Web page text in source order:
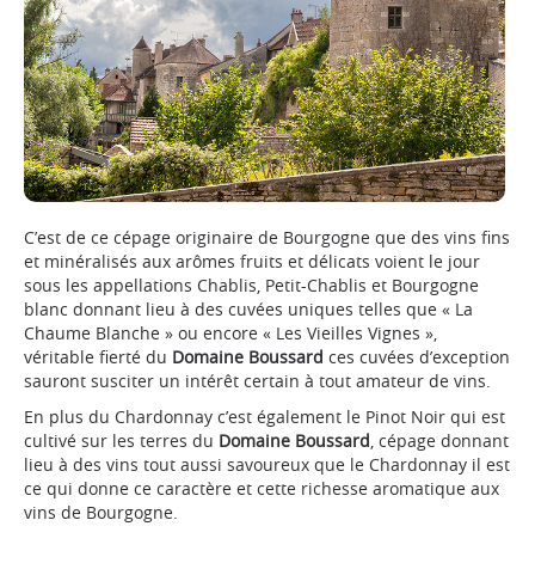
C’est de ce cépage originaire de Bourgogne que des vins fins
et minéralisés aux arômes fruits et délicats voient le jour
sous les appellations Chablis, Petit-Chablis et Bourgogne
blanc donnant lieu à des cuvées uniques telles que « La
Chaume Blanche » ou encore « Les Vieilles Vignes »,
véritable fierté du Domaine Boussard ces cuvées d’exception
sauront susciter un intérêt certain à tout amateur de vins.
En plus du Chardonnay c’est également le Pinot Noir qui est
cultivé sur les terres du Domaine Boussard, cépage donnant
lieu à des vins tout aussi savoureux que le Chardonnay il est
ce qui donne ce caractère et cette richesse aromatique aux
vins de Bourgogne.